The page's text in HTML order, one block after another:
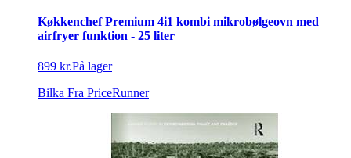
Køkkenchef Premium 4i1 kombi mikrobølgeovn med
airfryer funktion - 25 liter
899 kr.På lager
Bilka Fra PriceRunner